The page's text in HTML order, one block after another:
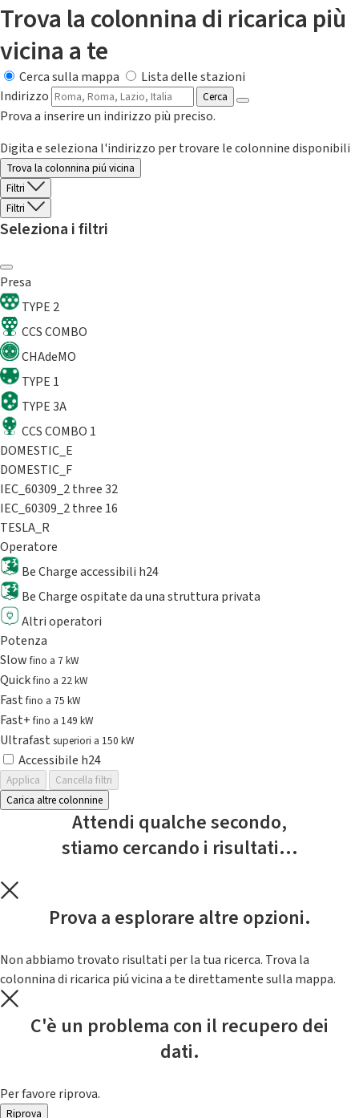
Trova la colonnina di ricarica più
vicina a te
Cerca sulla mappa
Lista delle stazioni
Indirizzo
Cerca
Prova a inserire un indirizzo più preciso.
Digita e seleziona l'indirizzo per trovare le colonnine disponibili
Trova la colonnina piú vicina
Filtri
Filtri
Seleziona i filtri
Presa
TYPE 2
CCS COMBO
CHAdeMO
TYPE 1
TYPE 3A
CCS COMBO 1
DOMESTIC_E
DOMESTIC_F
IEC_60309_2 three 32
IEC_60309_2 three 16
TESLA_R
Operatore
Be Charge accessibili h24
Be Charge ospitate da una struttura privata
Altri operatori
Potenza
Slowfino a 7 kW
Quickfino a 22 kW
Fastfino a 75 kW
Fast+fino a 149 kW
Ultrafast superiori a 150 kW
Accessibile h24
Applica
Cancella filtri
Carica altre colonnine
Attendi qualche secondo,
stiamo cercando i risultati...
Prova a esplorare altre opzioni.
Non abbiamo trovato risultati per la tua ricerca. Trova la
colonnina di ricarica piú vicina a te direttamente sulla mappa.
C'è un problema con il recupero dei
dati.
Per favore riprova.
Riprova